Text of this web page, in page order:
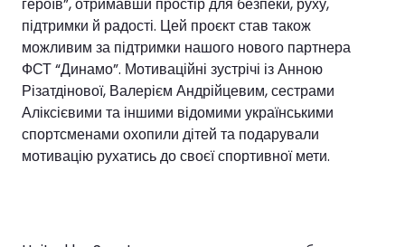
підтримки й радості. Цей проєкт став також
можливим за підтримки нашого нового партнера
ФСТ “Динамо”. Мотиваційні зустрічі із Анною
Різатдінової, Валерієм Андрійцевим, сестрами
Аліксієвими та іншими відомими українськими
спортсменами охопили дітей та подарували
мотивацію рухатись до своєї спортивної мети.